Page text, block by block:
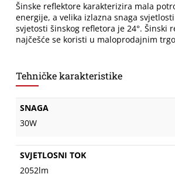
Šinske reflektore karakterizira mala
energije, a velika izlazna snaga
svjetosti šinskog refletora je 24°. Šinski
najčešće se koristi u maloprodajnim
Tehničke karakteristike
SNAGA
30W
SVJETLOSNI TOK
2052lm